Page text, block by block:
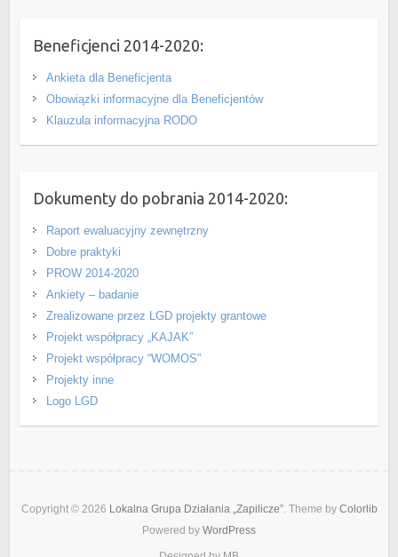
Beneficjenci 2014-2020:
Ankieta dla Beneficjenta
Obowiązki informacyjne dla Beneficjentów
Klauzula informacyjna RODO
Dokumenty do pobrania 2014-2020:
Raport ewaluacyjny zewnętrzny
Dobre praktyki
PROW 2014-2020
Ankiety – badanie
Zrealizowane przez LGD projekty grantowe
Projekt współpracy „KAJAK”
Projekt współpracy “WOMOS”
Projekty inne
Logo LGD
Copyright © 2026 Lokalna Grupa Działania „Zapilicze”. Theme by Colorlib
Powered by WordPress